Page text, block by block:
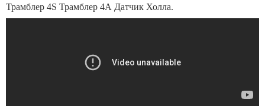
Трамблер 4S Трамблер 4А Датчик Холла.